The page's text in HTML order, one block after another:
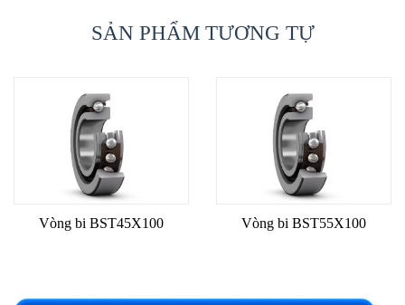
SẢN PHẨM TƯƠNG TỰ
Vòng bi BST45X100 Vòng bi BST55X100